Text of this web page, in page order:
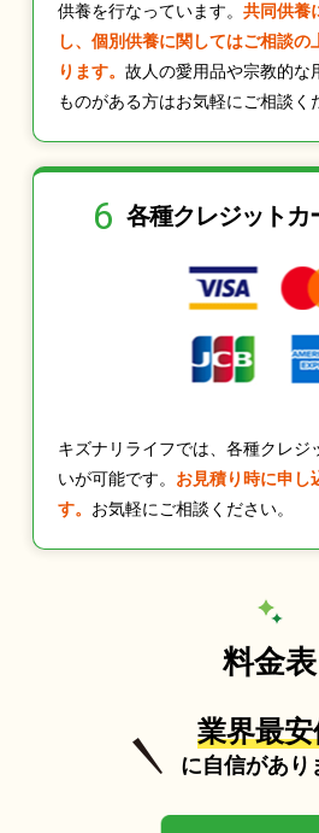
供養を行なっています。 共同供養
し、個別供養に関してはご相談の
ります。 故人の愛用品や宗教的な
ものがある方はお気軽にご相談く
6 各種クレジットカ
キズナリライフでは、各種クレジ
いが可能です。 お見積り時に申し
す。 お気軽にご相談ください。
料金表
業界最
に自信があり